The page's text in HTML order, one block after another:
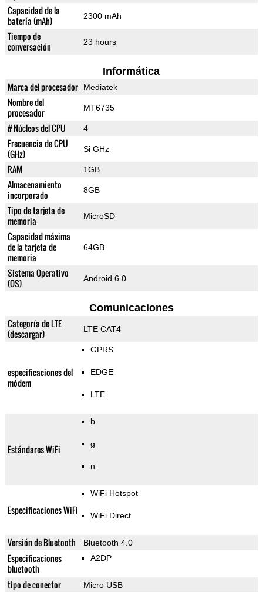
Capacidad de la
batería (mAh)
2300 mAh
Tiempo de
conversación
23 hours
Informática
Marca del procesador Mediatek
Nombre del
procesador
MT6735
# Núcleos del CPU 4
Frecuencia de CPU
(GHz)
Si GHz
RAM 1GB
Almacenamiento
incorporado
8GB
Tipo de tarjeta de
memoria
MicroSD
Capacidad máxima
de la tarjeta de
memoria
64GB
Sistema Operativo
(OS)
Android 6.0
Comunicaciones
Categoría de LTE
(descargar)
LTE CAT4
especificaciones del
módem
GPRS
EDGE
LTE
Estándares WiFi
b
g
n
Especificaciones WiFi
WiFi Hotspot
WiFi Direct
Versión de Bluetooth Bluetooth 4.0
Especificaciones
bluetooth
A2DP
tipo de conector Micro USB